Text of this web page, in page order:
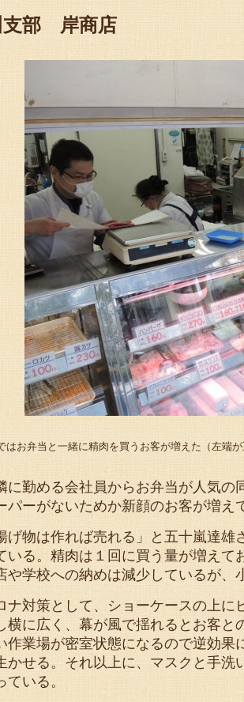
支部 岸商店
はお弁当と一緒に精肉を買うお客が増えた（左端
勤める会社員からお弁当が人気の
パーがないためか新顔のお客が増え
物は作れば売れる」と五十嵐達雄
いる。精肉は１回に買う量が増え
や学校への納めは減少しているが
対策として、ショーケースの上に
横に広く、幕が風で揺れるとお客
作業場が密室状態になるので逆効
かせる。それ以上に、マスクと手
ている。